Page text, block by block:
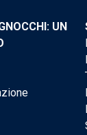
UN